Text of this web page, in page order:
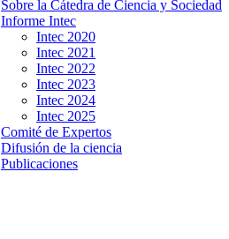
Sobre la Cátedra de Ciencia y Sociedad
Informe Intec
Intec 2020
Intec 2021
Intec 2022
Intec 2023
Intec 2024
Intec 2025
Comité de Expertos
Difusión de la ciencia
Publicaciones